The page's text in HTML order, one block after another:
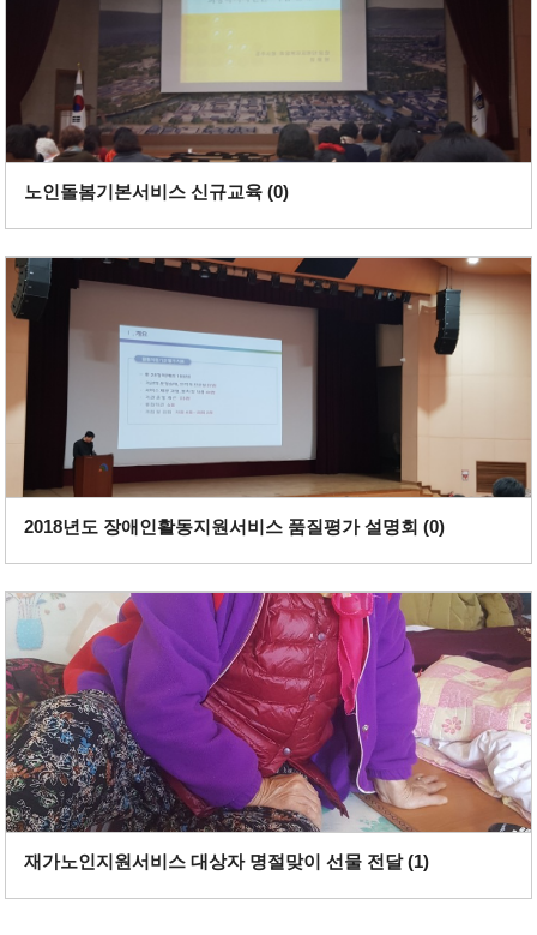
노인돌봄기본서비스 신규교육 (0)
2018년도 장애인활동지원서비스 품질평가 설명회 (0)
재가노인지원서비스 대상자 명절맞이 선물 전달 (1)